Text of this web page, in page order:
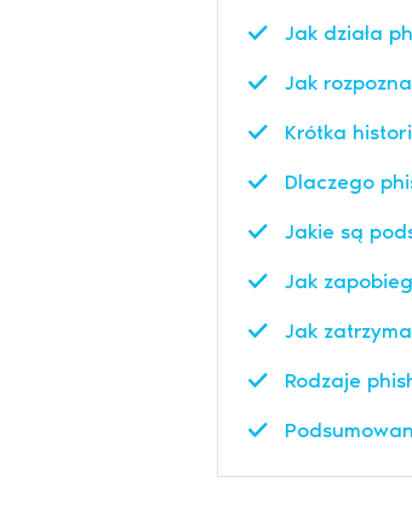
Jak działa
Jak
Krótka
Dlaczego
Jakie są
Jak
Jak
Rodzaje